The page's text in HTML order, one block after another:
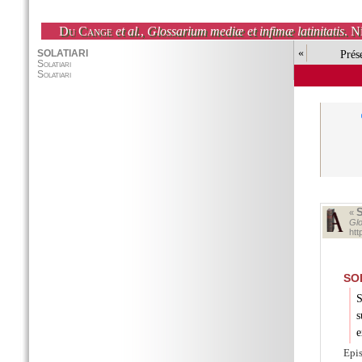
Du Cange et al., Glossarium mediæ et infimæ latinitatis.
«
«